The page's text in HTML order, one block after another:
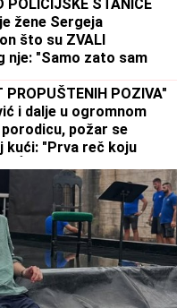
POLICIJSKE STANICE
žene Sergeja
što su ZVALI
nje: "Samo zato sam
POZIVA"
i dalje u ogromnom
požar se
kući: "Prva reč koju